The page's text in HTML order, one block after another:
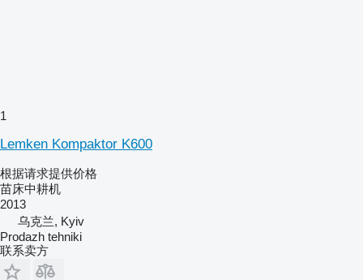
1
Lemken Kompaktor K600
根据请求提供价格
苗床中耕机
2013
乌克兰, Kyiv
Prodazh tehniki
联系卖方